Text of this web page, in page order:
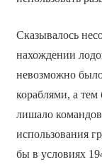
Сказывалось
нахождении
невозможно
кораблями, а тем
лишало
использования
бы в условиях